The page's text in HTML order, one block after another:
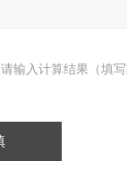
请输入计算结果（填